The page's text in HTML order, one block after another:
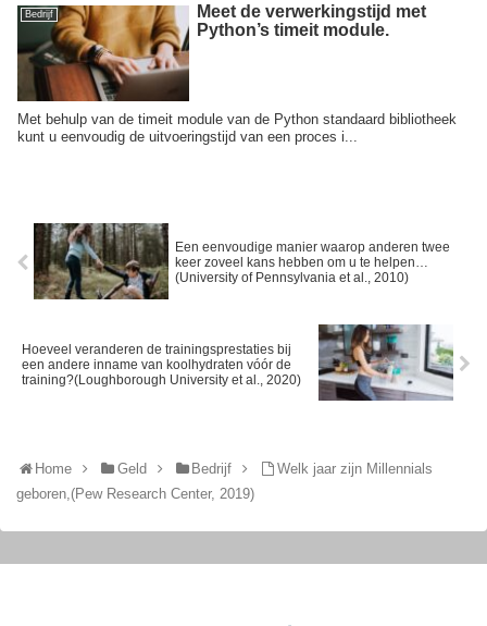
Bedrijf
Meet de verwerkingstijd met
Python’s timeit module.
Met behulp van de timeit module van de Python standaard bibliotheek
kunt u eenvoudig de uitvoeringstijd van een proces i...
Een eenvoudige manier waarop anderen twee
keer zoveel kans hebben om u te helpen…
(University of Pennsylvania et al., 2010)
Hoeveel veranderen de trainingsprestaties bij
een andere inname van koolhydraten vóór de
training?(Loughborough University et al., 2020)
Home Geld Bedrijf
Welk jaar zijn Millennials
geboren,(Pew Research Center, 2019)